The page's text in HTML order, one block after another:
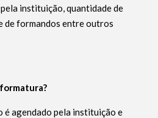
instituição, quantidade de
de formandos entre outros
é agendado pela instituição e